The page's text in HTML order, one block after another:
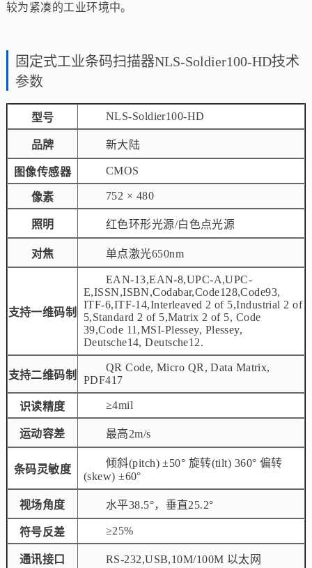
较为紧凑的工业环境中。
固定式工业条码扫描器NLS-Soldier100-HD技术
参数
型号 NLS-Soldier100-HD
品牌 新大陆
图像传感器 CMOS
像素 752 × 480
照明 红色环形光源/白色点光源
对焦 单点激光650nm
支持一维码制
EAN-13,EAN-8,UPC-A,UPC-
E,ISSN,ISBN,Codabar,Code128,Code93,
ITF-6,ITF-14,Interleaved 2 of 5,Industrial 2 of
5,Standard 2 of 5,Matrix 2 of 5, Code
39,Code 11,MSI-Plessey, Plessey,
Deutsche14, Deutsche12.
支持二维码制
QR Code, Micro QR, Data Matrix,
PDF417
识读精度 ≥4mil
运动容差 最高2m/s
条码灵敏度
倾斜(pitch) ±50° 旋转(tilt) 360° 偏转
(skew) ±60°
视场角度 水平38.5°，垂直25.2°
符号反差 ≥25%
通讯接口 RS-232,USB,10M/100M 以太网